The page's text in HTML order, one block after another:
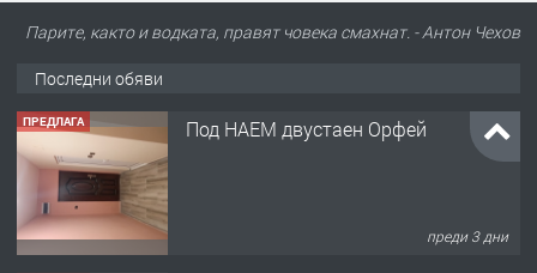
Парите, както и водката, правят човека смахнат. - Антон Чехов
Последни обяви
ПРЕДЛАГА Под НАЕМ двустаен Орфей
преди 3 дни